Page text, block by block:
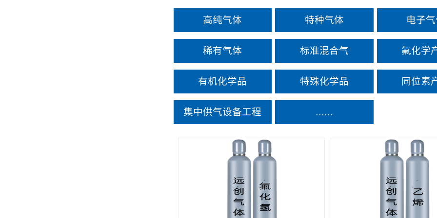
高纯气体 特种气体 电子
稀有气体 标准混合气 氟化学
有机化学品 特殊化学品 同位素
集中供气设备工程 ......